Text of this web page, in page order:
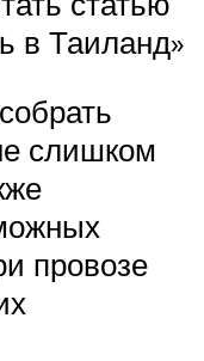
в Таиланд»
слишком
провозе